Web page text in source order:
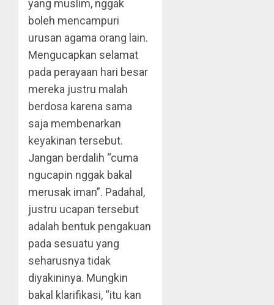
yang muslim, nggak
boleh mencampuri
urusan agama orang lain.
Mengucapkan selamat
pada perayaan hari besar
mereka justru malah
berdosa karena sama
saja membenarkan
keyakinan tersebut.
Jangan berdalih “cuma
ngucapin nggak bakal
merusak iman”. Padahal,
justru ucapan tersebut
adalah bentuk pengakuan
pada sesuatu yang
seharusnya tidak
diyakininya. Mungkin
bakal klarifikasi, “itu kan